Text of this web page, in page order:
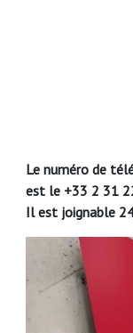
Le numéro de
est le +33 2 31
Il est joignable